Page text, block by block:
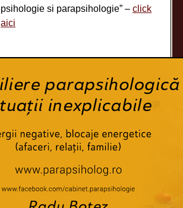
psihologie si parapsihologie” –click
aici